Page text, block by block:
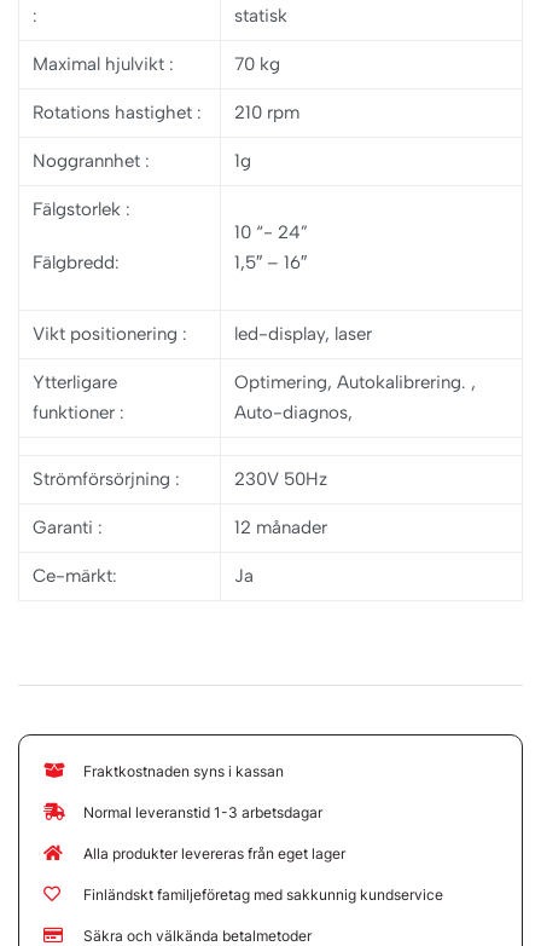
: statisk
Maximal hjulvikt : 70 kg
Rotations hastighet : 210 rpm
Noggrannhet : 1g
Fälgstorlek :
Fälgbredd:
10 “- 24”
1,5″ – 16″
Vikt positionering : led-display, laser
Ytterligare
funktioner :
Optimering, Autokalibrering. ,
Auto-diagnos,
Strömförsörjning : 230V 50Hz
Garanti : 12 månader
Ce-märkt: Ja
Fraktkostnaden syns i kassan
Normal leveranstid 1-3 arbetsdagar
Alla produkter levereras från eget lager
Finländskt familjeföretag med sakkunnig kundservice
Säkra och välkända betalmetoder